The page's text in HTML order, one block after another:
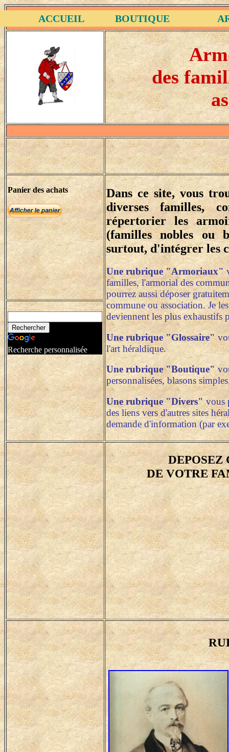
ACCUEIL BOUTIQUE
des
Panier des achats
Dans ce site, vous
diverses familles,
répertorier les
(familles nobles ou
surtout, d'intégrer les
Une rubrique "Armoriaux"
familles, l'armorial des
pourrez aussi déposer
commune ou association. Je
deviennent les plus exhaustifs
Une rubrique "Glossaire"
l'art héraldique.
Une rubrique "Boutique"
personnalisées, blasons
Une rubrique "Divers" vous
des liens vers d'autres sites
demande d'information (par
Recherche personnalisée
DE VOTRE